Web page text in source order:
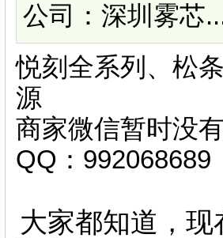
公司：深圳雾芯
悦刻全系列、松
源
商家微信暂时没
QQ：992068689
大家都知道，